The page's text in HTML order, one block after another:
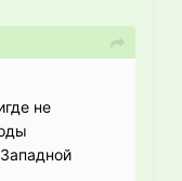
не